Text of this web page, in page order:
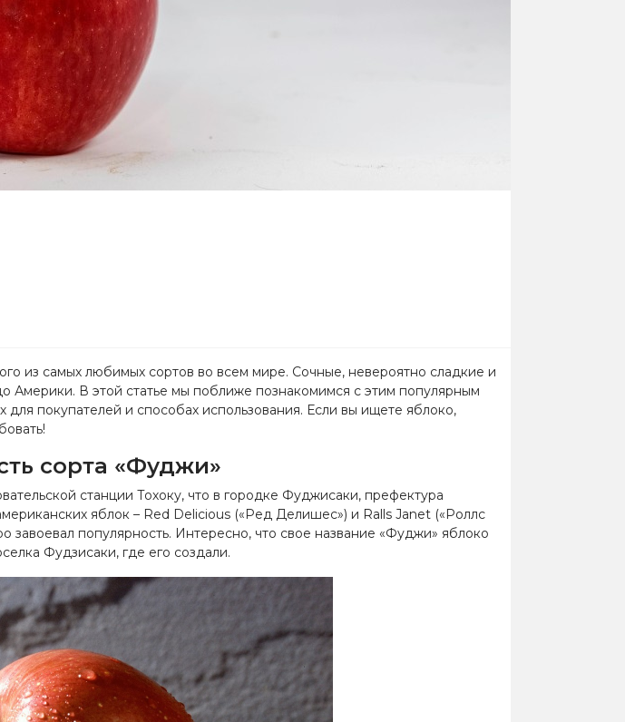
из самых любимых сортов во всем мире. Сочные, невероятно сладкие и
Америки. В этой статье мы поближе познакомимся с этим популярным
покупателей и способах использования. Если вы ищете яблоко,
сорта «Фуджи»
станции Тохоку, что в городке Фуджисаки, префектура
яблок – Red Delicious («Ред Делишес») и Ralls Janet («Роллс
популярность. Интересно, что свое название «Фуджи» яблоко
Фудзисаки, где его создали.